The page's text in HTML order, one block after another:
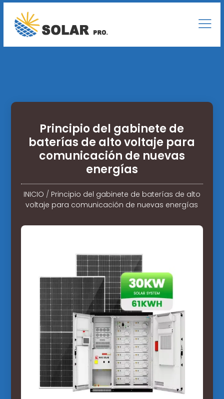
Principio del gabinete de
baterías de alto voltaje para
comunicación de nuevas
energías
INICIO / Principio del gabinete de baterías de alto
voltaje para comunicación de nuevas energías